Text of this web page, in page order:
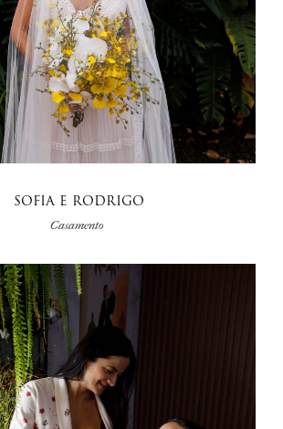
SOFIA E RODRIGO
Casamento